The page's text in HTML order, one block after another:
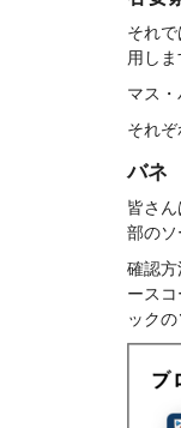
それ
用し
マス
それ
バネ
皆さ
部の
確認
ース
ック